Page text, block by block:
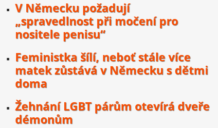
V Německu požadují
„spravedlnost při močení pro
nositele penisu“
Feministka šílí, neboť stále více
matek zůstává v Německu s dětmi
doma
Žehnání LGBT párům otevírá dveře
démonům